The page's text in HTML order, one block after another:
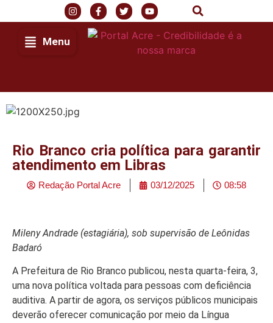
Menu
Rio Branco cria política para garantir
atendimento em Libras
Redação Portal Acre 03/12/2025 08:58
Mileny Andrade (estagiária), sob supervisão de Leônidas
Badaró
A Prefeitura de Rio Branco publicou, nesta quarta-feira, 3,
uma nova política voltada para pessoas com deficiência
auditiva. A partir de agora, os serviços públicos municipais
deverão oferecer comunicação por meio da Língua